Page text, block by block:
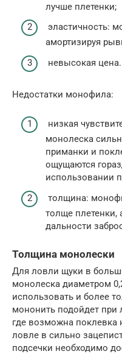
лучше плетенки;
эластичность:
амортизируя
невысокая цена.
Недостатки монофила:
низкая
монолеска
приманки и
ощущаются
использовании
толщина:
толще плетенки,
дальности
Толщина монолески
Для ловли щуки в
монолеска диаметром
использовать и более
мононить подойдет при
где возможна поклевка
ловле в сильно
подсечки необходимо